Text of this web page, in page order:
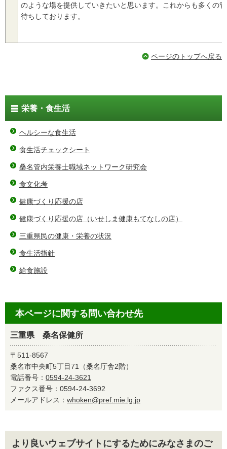
のような場を提供していきたいと思います。これからも多くの
待ちしております。
ページのトップへ戻る
栄養・食生活
ヘルシーな食生活
食生活チェックシート
桑名管内栄養士職域ネットワーク研究会
食文化考
健康づくり応援の店
健康づくり応援の店（いせしま健康もてなしの店）
三重県民の健康・栄養の状況
食生活指針
給食施設
本ページに関する問い合わせ先
三重県 桑名保健所
〒511-8567
桑名市中央町5丁目71（桑名庁舎2階）
電話番号： 0594-24-3621
ファクス番号：0594-24-3692
メールアドレス： whoken@pref.mie.lg.jp
より良いウェブサイトにするためにみなさまのご